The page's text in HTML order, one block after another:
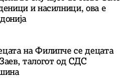
и насилници, ова е
на Филипче се децата
талогот од СДС